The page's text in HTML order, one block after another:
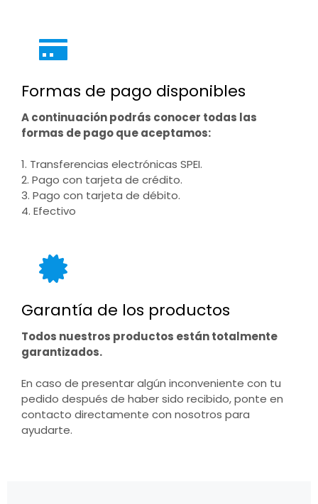
Formas de pago disponibles
A continuación podrás conocer todas las
formas de pago que aceptamos:
1. Transferencias electrónicas SPEI.
2. Pago con tarjeta de crédito.
3. Pago con tarjeta de débito.
4. Efectivo
Garantía de los productos
Todos nuestros productos están totalmente
garantizados.
En caso de presentar algún inconveniente con tu
pedido después de haber sido recibido, ponte en
contacto directamente con nosotros para
ayudarte.